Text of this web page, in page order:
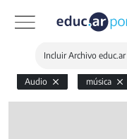
Incluir Archivo educ.ar
Audio música